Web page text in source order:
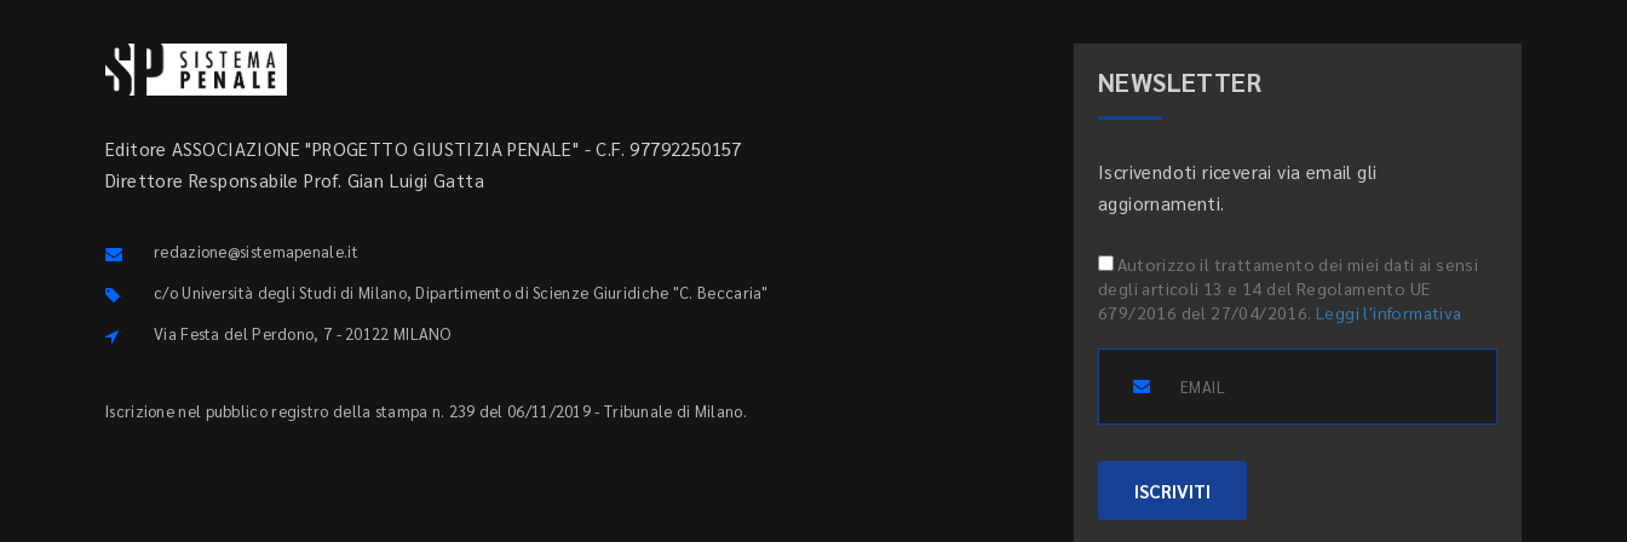
Editore ASSOCIAZIONE "PROGETTO GIUSTIZIA PENALE" - C.F. 97792250157
Direttore Responsabile Prof. Gian Luigi Gatta
redazione@sistemapenale.it
c/o Università degli Studi di Milano, Dipartimento di Scienze Giuridiche "C. Beccaria"
Via Festa del Perdono, 7 - 20122 MILANO
Iscrizione nel pubblico registro della stampa n. 239 del 06/11/2019 - Tribunale di Milano.
NEWSLETTER
Iscrivendoti riceverai via email gli
aggiornamenti.
Autorizzo il trattamento dei miei dati ai sensi
degli articoli 13 e 14 del Regolamento UE
679/2016 del 27/04/2016. Leggi l'informativa
ISCRIVITI